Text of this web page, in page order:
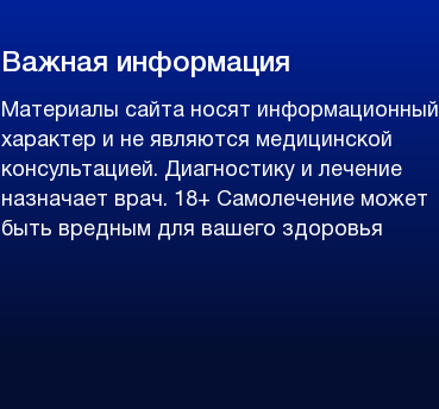
Важная информация
Материалы сайта носят информационный
характер и не являются медицинской
консультацией. Диагностику и лечение
назначает врач. 18+ Самолечение может
быть вредным для вашего здоровья